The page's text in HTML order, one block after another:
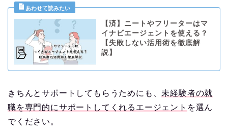
【済】ニートやフリーターはマ
イナビエージェントを使える？
【失敗しない活用術を徹底解
説】
きちんとサポートしてもらうためにも、 未経験者の就
職を専門的にサポートしてくれるエージェント を選ん
でください。